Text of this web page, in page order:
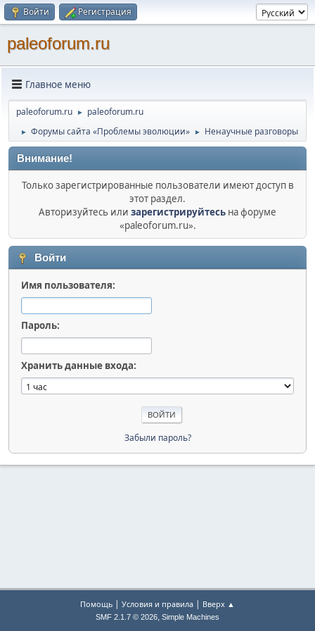
Войти Регистрация
paleoforum.ru
Главное меню
paleoforum.ru ► paleoforum.ru
► Форумы сайта «Проблемы эволюции» ► Ненаучные разговоры
Внимание!
Только зарегистрированные пользователи имеют доступ в
этот раздел.
Авторизуйтесь или зарегистрируйтесь на форуме
«paleoforum.ru».
Войти
Имя пользователя:
Пароль:
Хранить данные входа:
Забыли пароль?
Помощь | Условия и правила | Вверх ▲
SMF 2.1.7 © 2026, Simple Machines